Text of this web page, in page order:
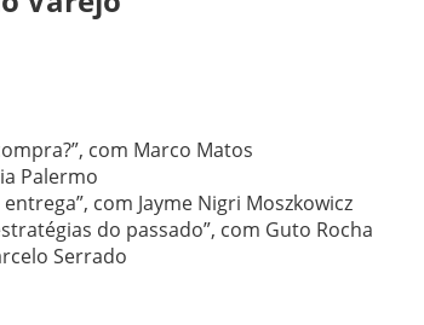
com Marco Matos
Palermo
com Jayme Nigri Moszkowicz
do passado”, com Guto Rocha
Serrado